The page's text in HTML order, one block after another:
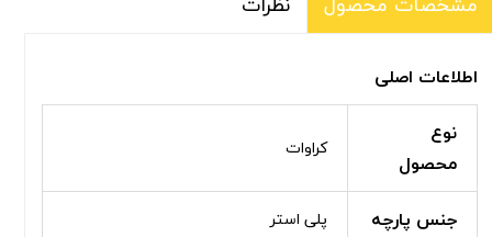
اطلاعات اصلی
نوع
محصول
کراوات
جنس پارچه پلی استر